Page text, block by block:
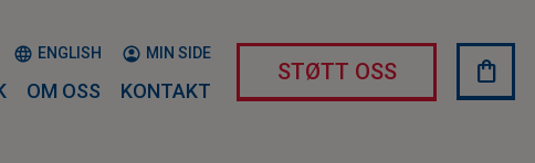
ENGLISH MIN SIDE
OM OSS KONTAKT
STØTT OSS shopping_bag